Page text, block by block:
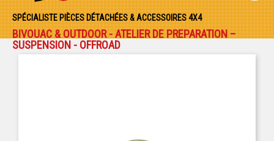
SPÉCIALISTE PIÈCES DÉTACHÉES & ACCESSOIRES 4X4
BIVOUAC & OUTDOOR - ATELIER DE PREPARATION –
SUSPENSION - OFFROAD